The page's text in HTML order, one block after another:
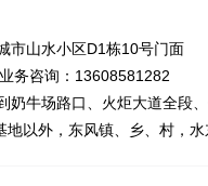
市山水小区D1栋10号门面
务咨询：13608581282
牛场路口、火炬大道全段
以外，东风镇、乡、村，